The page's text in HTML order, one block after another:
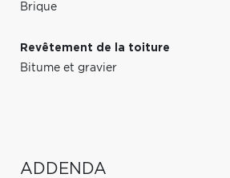
Brique
Revêtement de la toiture
Bitume et gravier
ADDENDA